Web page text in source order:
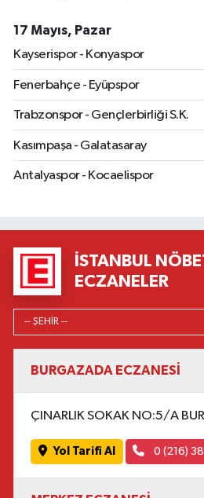
17 Mayıs, Pazar
Kayserispor - Konyaspor
Fenerbahçe - Eyüpspor
Trabzonspor - Gençlerbirliği S.K.
Kasımpaşa - Galatasaray
Antalyaspor - Kocaelispor
İSTANBUL
ECZANELER
BURGAZADA ECZANESİ
ÇINARLIK SOKAK NO:5/A
Yol Tarifi Al 0 (216)